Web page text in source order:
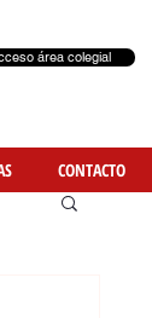
área colegial
CONTACTO